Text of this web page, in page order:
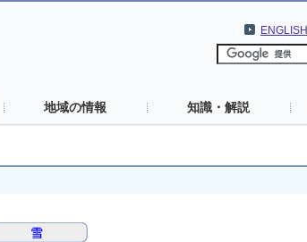
ENGLISH
地域の情報 知識・解説